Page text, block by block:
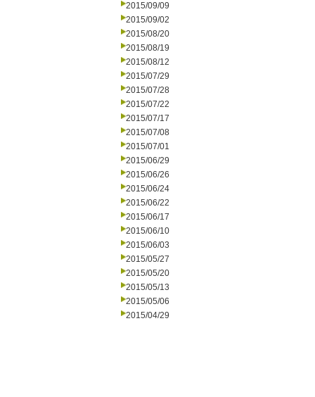
2015/09/09
2015/09/02
2015/08/20
2015/08/19
2015/08/12
2015/07/29
2015/07/28
2015/07/22
2015/07/17
2015/07/08
2015/07/01
2015/06/29
2015/06/26
2015/06/24
2015/06/22
2015/06/17
2015/06/10
2015/06/03
2015/05/27
2015/05/20
2015/05/13
2015/05/06
2015/04/29